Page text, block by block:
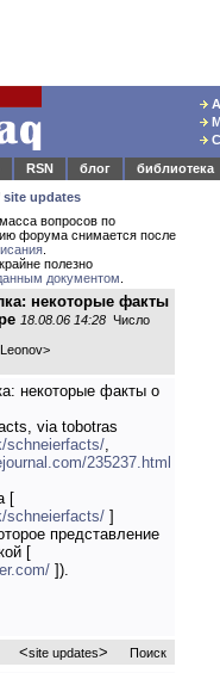
RSN блог
библиотека
site updates
вопросов по
форума снимается после
полезно
документом
некоторые факты
18.08.06 14:28 Число
некоторые факты о
via tobotras
schneierfacts/,
235237.html
[
schneierfacts/ ]
представление
[
]).
<site updates> Поиск